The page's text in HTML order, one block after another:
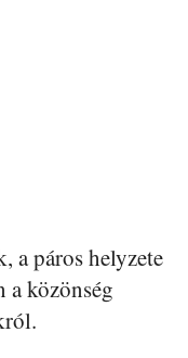
a páros helyzete
a közönség